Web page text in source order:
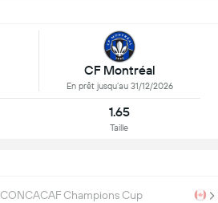
CF Montréal
En prêt jusqu’au 31/12/2026
1.65
Taille
CONCACAF Champions Cup